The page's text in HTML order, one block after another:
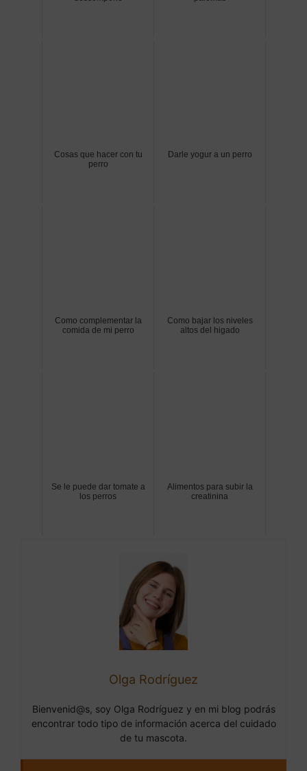
Cosas que hacer con tu
perro
Darle yogur a un perro
Como complementar la
comida de mi perro
Como bajar los niveles
altos del higado
Se le puede dar tomate a
los perros
Alimentos para subir la
creatinina
Olga Rodríguez
Bienvenid@s, soy Olga Rodríguez y en mi blog podrás
encontrar todo tipo de información acerca del cuidado
de tu mascota.